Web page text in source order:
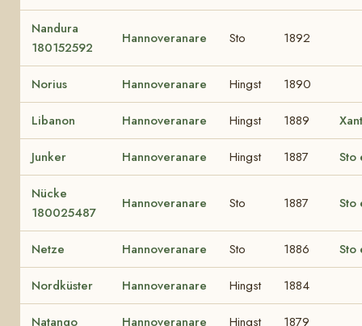
Nandura
180152592
Hannoveranare Sto 1892
Norius Hannoveranare Hingst 1890
Libanon Hannoveranare Hingst 1889
Junker Hannoveranare Hingst 1887 Sto
Nücke
180025487
Hannoveranare Sto 1887 Sto
Netze Hannoveranare Sto 1886 Sto
Nordküster Hannoveranare Hingst 1884
Natango Hannoveranare Hingst 1879